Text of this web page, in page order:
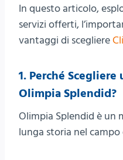
In questo articolo,
servizi offerti,
vantaggi di scegliere
1. Perché
Olimpia Splendid?
Olimpia Splendid è un
lunga storia nel